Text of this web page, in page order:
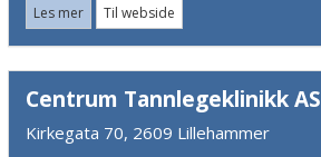
Les mer Til webside
Centrum Tannlegeklinikk AS
Kirkegata 70, 2609 Lillehammer